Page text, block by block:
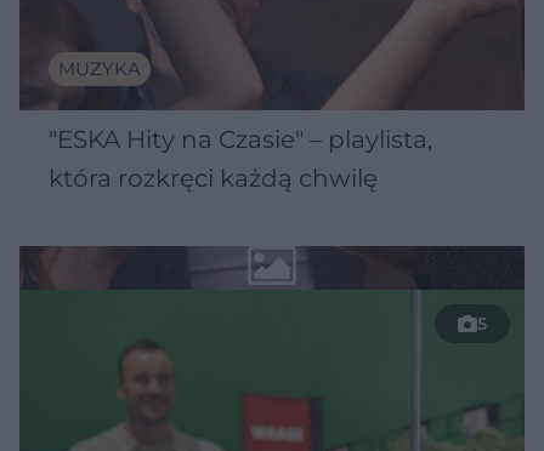
MUZYKA
"ESKA Hity na Czasie" – playlista,
która rozkręci każdą chwilę
5